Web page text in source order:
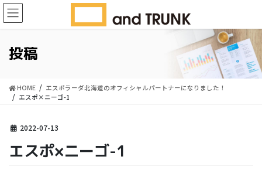
コ
ン
ナ
ビ
投稿
HOME
エスポラーダ北海道のオフィシャルパートナーになりました！
エスポ×ニーゴ-1
2022-07-13
エスポ×ニーゴ-1